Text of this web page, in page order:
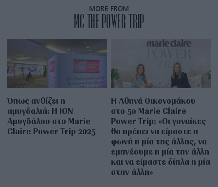
MORE FROM
MC THE POWER TRIP
Όπως ανθίζει η
αμυγδαλιά: Η ΙΟΝ
Αμυγδάλου στο Marie
Claire Power Trip 2025
Η Αθηνά Οικονομάκου
στο 5o Marie Claire
Power Trip: «Oι γυναίκες
θα πρέπει να είμαστε η
φωνή η μία της άλλης, να
εμπνέουμε η μία την άλλη
και να είμαστε δίπλα η μία
στην άλλη»